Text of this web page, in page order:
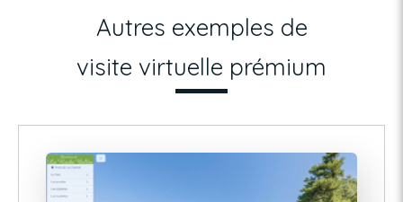
Autres exemples de
visite virtuelle prémium